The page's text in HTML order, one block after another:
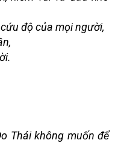
độ của mọi người,
Thái không muốn để